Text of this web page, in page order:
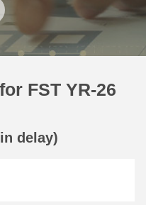
FST YR-26
delay)